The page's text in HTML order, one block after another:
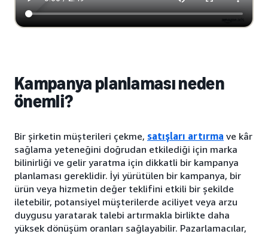
Kampanya planlaması neden
önemli?
Bir şirketin müşterileri çekme, satışları artırma ve kâr
sağlama yeteneğini doğrudan etkilediği için marka
bilinirliği ve gelir yaratma için dikkatli bir kampanya
planlaması gereklidir. İyi yürütülen bir kampanya, bir
ürün veya hizmetin değer teklifini etkili bir şekilde
iletebilir, potansiyel müşterilerde aciliyet veya arzu
duygusu yaratarak talebi artırmakla birlikte daha
yüksek dönüşüm oranları sağlayabilir. Pazarlamacılar,